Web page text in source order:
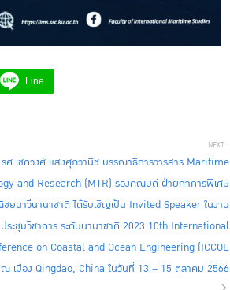
Line
รศ.เชิดวงศ์ แสงศุภวานิช บรรณาธิการวารสาร Maritime
and Research (MTR) รองคณบดี ฝ่ายกิจการพิเศษ
นาวีนานาชาติ ได้รับเชิญเป็น Invited Speaker ในงาน
ประชุมวิชาการ ระดับนานาชาติ 2023 10th International
on Coastal and Ocean Engineering (ICCOE
เมือง Qingdao, China ในวันที่ 13 – 15 ตุลาคม 2566